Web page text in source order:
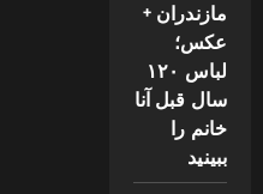
مازندران +
عکس؛
لباس ۱۲۰
سال قبل آنا
خانم را
ببینید